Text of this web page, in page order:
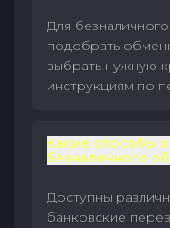
Для
подобрать
выбрать нужную
инструкциям по
Какие способы
безналичного
Доступны
банковские